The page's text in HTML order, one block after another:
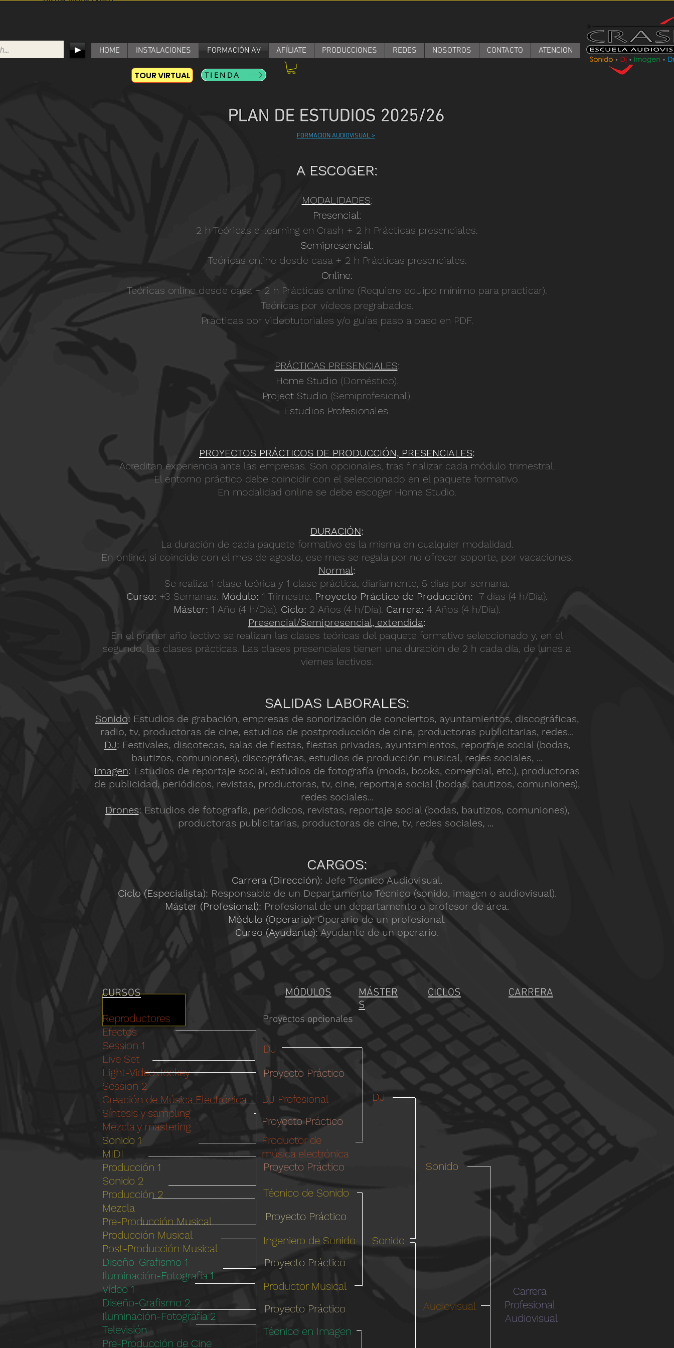
HOME INSTALACIONES FORMACIÓN AV AFÍLIATE PRODUCCIONES REDES NOSOTROS CONTACTO ATENCION
TIENDA
TOUR VIRTUAL
PLAN DE ESTUDIOS 2025/26
FORMACION AUDIOVISUAL >
A ESCOGER:
MODALIDADES:
Presencial:
2 h Teóricas e-learning en Crash + 2 h Prácticas presenciales.
Semipresencial:
Teóricas online desde casa + 2 h Prácticas presenciales.
Online:
Teóricas online desde casa + 2 h Prácticas online (Requiere equipo mínimo para practicar).
Teóricas por vídeos pregrabados.
Prácticas por videotutoriales y/o guías paso a paso en PDF.
PRÁCTICAS PRESENCIALES:
Home Studio (Doméstico).
Project Studio (Semiprofesional).
Estudios Profesionales.
PROYECTOS PRÁCTICOS DE PRODUCCIÓN, PRESENCIALES:
Acreditan experiencia ante las empresas. Son opcionales, tras finalizar cada módulo trimestral.
El entorno práctico debe coincidir con el seleccionado en el paquete formativo.
En modalidad online se debe escoger Home Studio.
DURACIÓN:
La duración de cada paquete formativo es la misma en cualquier modalidad.
En online, si coincide con el mes de agosto, ese mes se regala por no ofrecer soporte, por vacaciones.
Normal:
Se realiza 1 clase teórica y 1 clase práctica, diariamente, 5 días por semana.
Curso: +3 Semanas. Módulo: 1 Trimestre. Proyecto Práctico de Producción: 7 días (4 h/Día).
Máster: 1 Año (4 h/Día). Ciclo: 2 Años (4 h/Día). Carrera: 4 Años (4 h/Día).
Presencial/Semipresencial, extendida:
En el primer año lectivo se realizan las clases teóricas del paquete formativo seleccionado y, en el
segundo, las clases prácticas. Las clases presenciales tienen una duración de 2 h cada día, de lunes a
viernes lectivos.
SALIDAS LABORALES:
Sonido: Estudios de grabación, empresas de sonorización de conciertos, ayuntamientos, discográficas,
radio, tv, productoras de cine, estudios de postproducción de cine, productoras publicitarias, redes...
DJ: Festivales, discotecas, salas de fiestas, fiestas privadas, ayuntamientos, reportaje social (bodas,
bautizos, comuniones), discográficas, estudios de producción musical, redes sociales, ...
Imagen: Estudios de reportaje social, estudios de fotografía (moda, books, comercial, etc.), productoras
de publicidad, periódicos, revistas, productoras, tv, cine, reportaje social (bodas, bautizos, comuniones),
redes sociales...
Drones: Estudios de fotografía, periódicos, revistas, reportaje social (bodas, bautizos, comuniones),
productoras publicitarias, productoras de cine, tv, redes sociales, ...
CARGOS:
Carrera (Dirección): Jefe Técnico Audiovisual.
Ciclo (Especialista): Responsable de un Departamento Técnico (sonido, imagen o audiovisual).
Máster (Profesional): Profesional de un departamento o profesor de área.
Módulo (Operario): Operario de un profesional.
Curso (Ayudante): Ayudante de un operario.
CURSOS
Reproductores
Efectos
Session 1
Live Set
Light-Video Jockey
Session 2
Creación de Música Electrónica
Síntesis y sampling
Mezcla y mastering
Sonido 1
MIDI
Producción 1
Sonido 2
Producción 2
Mezcla
Pre-Producción Musical
Producción Musical
Post-Producción Musical
Diseño-Grafismo 1
Iluminación-Fotografía 1
Vídeo 1
Diseño-Grafismo 2
Iluminación-Fotografía 2
Televisión
Pre-Producción de Cine
​MÓDULOS
Proyectos opcionales
MÁSTER
S
CICLOS CARRERA
Sonido
Audiovisual
DJ
DJ Profesional
Productor de
música electrónica
Técnico de Sonido
Ingeniero de Sonido
Carrera
Profesional
Audiovisual
Productor Musical
Técnico en Imagen
DJ
Sonido
Proyecto Práctico
Proyecto Práctico
Proyecto Práctico
Proyecto Práctico
Proyecto Práctico
Proyecto Práctico